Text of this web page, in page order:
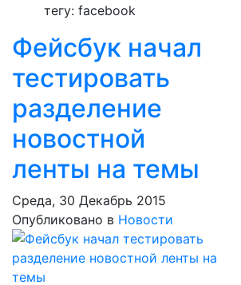
тегу: facebook
Фейсбук начал
тестировать
разделение
новостной
ленты на темы
Среда, 30 Декабрь 2015
Опубликовано в Новости